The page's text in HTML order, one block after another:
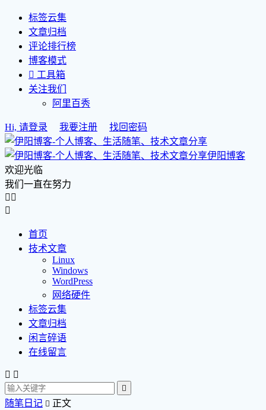
标签云集
文章归档
评论排行榜
博客模式
 工具箱
关注我们
阿里百秀
Hi, 请登录 我要注册 找回密码
伊阳博客
欢迎光临
我们一直在努力
 

首页
技术文章
Linux
Windows
WordPress
网络硬件
标签云集
文章归档
闲言碎语
在线留言
 

随笔日记  正文